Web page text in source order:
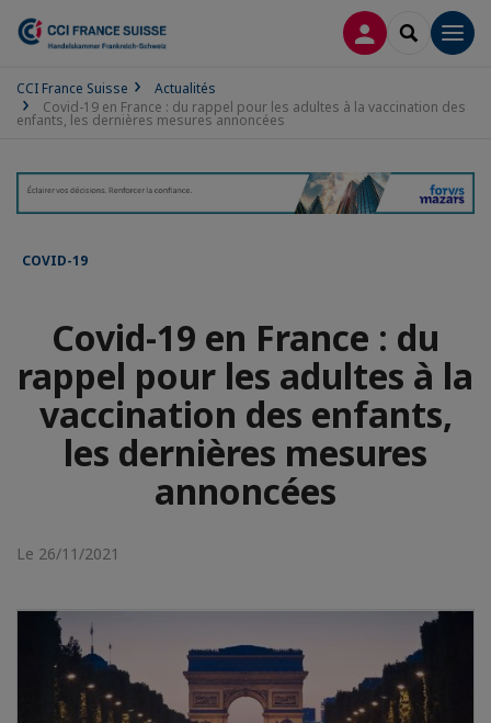
CONNEXION
CCI France Suisse
Actualités
Covid-19 en France : du rappel pour les adultes à la vaccination des
enfants, les dernières mesures annoncées
COVID-19
Covid-19 en France : du
rappel pour les adultes à la
vaccination des enfants,
les dernières mesures
annoncées
Le 26/11/2021